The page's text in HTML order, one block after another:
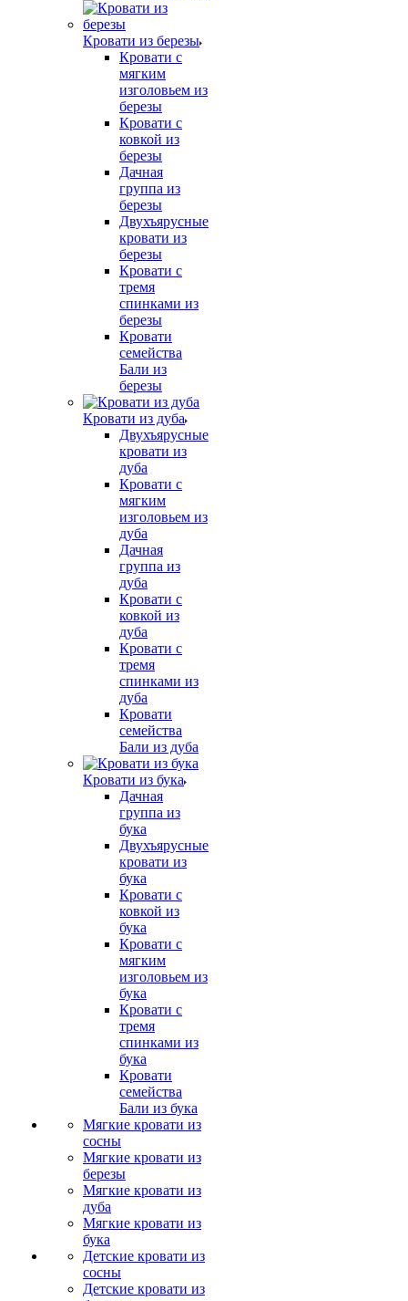
Кровати из березы
Кровати с
мягким
изголовьем из
березы
Кровати с
ковкой из
березы
Дачная
группа из
березы
Двухъярусные
кровати из
березы
Кровати с
тремя
спинками из
березы
Кровати
семейства
Бали из
березы
Кровати из дуба
Двухъярусные
кровати из
дуба
Кровати с
мягким
изголовьем из
дуба
Дачная
группа из
дуба
Кровати с
ковкой из
дуба
Кровати с
тремя
спинками из
дуба
Кровати
семейства
Бали из дуба
Кровати из бука
Дачная
группа из
бука
Двухъярусные
кровати из
бука
Кровати с
ковкой из
бука
Кровати с
мягким
изголовьем из
бука
Кровати с
тремя
спинками из
бука
Кровати
семейства
Бали из бука
Мягкие кровати из
сосны
Мягкие кровати из
березы
Мягкие кровати из
дуба
Мягкие кровати из
бука
Детские кровати из
сосны
Детские кровати из